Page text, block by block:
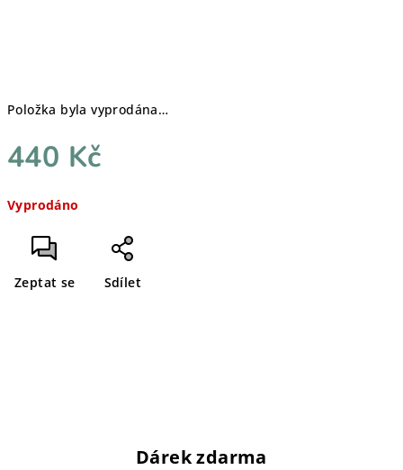
Položka byla vyprodána…
440 Kč
cena:
Vyprodáno
Zeptat se Sdílet
Dárek zdarma